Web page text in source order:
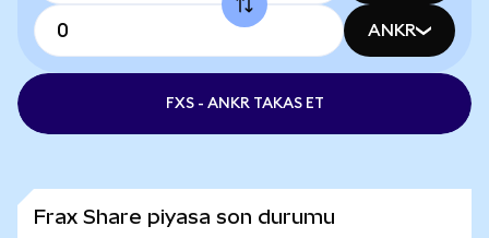
ANKR
FXS - ANKR TAKAS ET
Frax Share piyasa son durumu